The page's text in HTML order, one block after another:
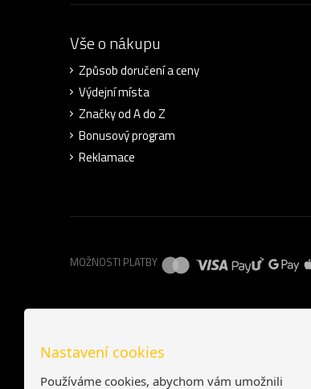
Vše o nákupu
Způsob doručení a ceny
Výdejní místa
Značky od A do Z
Bonusový program
Reklamace
MOŽNOSTI PLATBY
Nastavení cookies
Používáme cookies, abychom vám umožnili